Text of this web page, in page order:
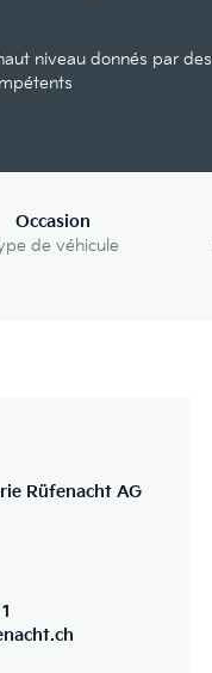
niveau donnés par des
Occasion
de véhicule
Rüfenacht AG